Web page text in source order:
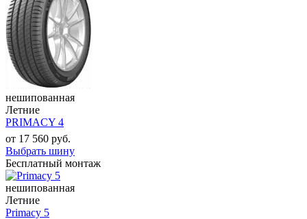
нешипованная
Летние
PRIMACY 4
от 17 560 руб.
Выбрать шину
Бесплатный монтаж
нешипованная
Летние
Primacy 5